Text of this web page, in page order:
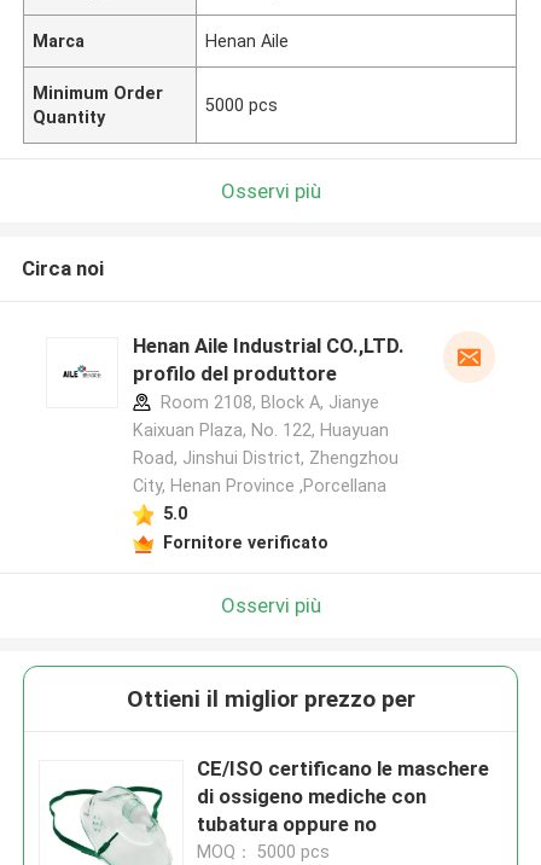
Marca Henan Aile
Minimum Order
Quantity
5000 pcs
Osservi più
Circa noi
Henan Aile Industrial CO.,LTD.
profilo del produttore
Room 2108, Block A, Jianye
Kaixuan Plaza, No. 122, Huayuan
Road, Jinshui District, Zhengzhou
City, Henan Province ,Porcellana
5.0
Fornitore verificato
Osservi più
Ottieni il miglior prezzo per
CE/ISO certificano le maschere
di ossigeno mediche con
tubatura oppure no
MOQ： 5000 pcs